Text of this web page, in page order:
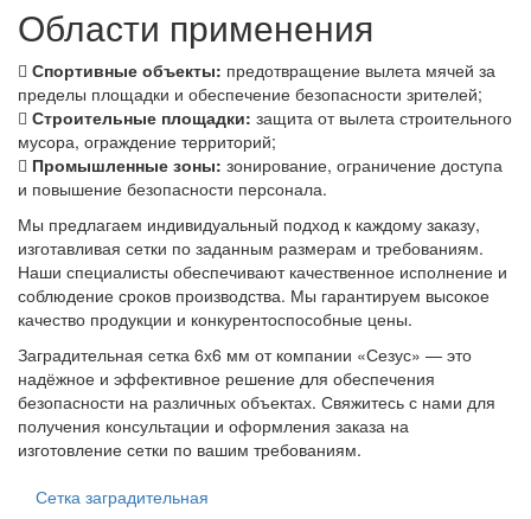
Области применения
Спортивные объекты: предотвращение вылета мячей за
пределы площадки и обеспечение безопасности зрителей;
Строительные площадки: защита от вылета строительного
мусора, ограждение территорий;
Промышленные зоны: зонирование, ограничение доступа
и повышение безопасности персонала.
Мы предлагаем индивидуальный подход к каждому заказу,
изготавливая сетки по заданным размерам и требованиям.
Наши специалисты обеспечивают качественное исполнение и
соблюдение сроков производства. Мы гарантируем высокое
качество продукции и конкурентоспособные цены.
Заградительная сетка 6х6 мм от компании «Сезус» — это
надёжное и эффективное решение для обеспечения
безопасности на различных объектах. Свяжитесь с нами для
получения консультации и оформления заказа на
изготовление сетки по вашим требованиям.
Сетка заградительная